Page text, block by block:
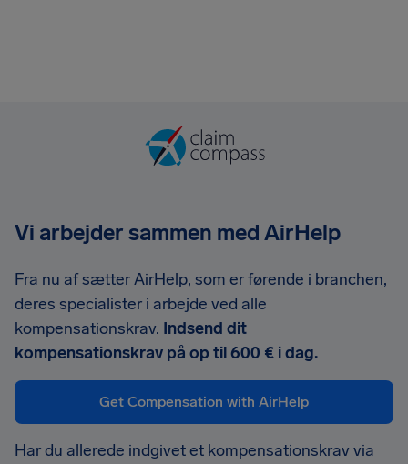
Vi arbejder sammen med AirHelp
Fra nu af sætter AirHelp, som er førende i branchen,
deres specialister i arbejde ved alle
kompensationskrav. Indsend dit
kompensationskrav på op til 600 € i dag.
Get Compensation with AirHelp
Har du allerede indgivet et kompensationskrav via